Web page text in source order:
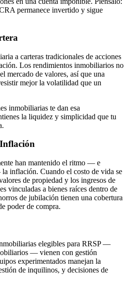
permanece invertido y sigue
a carteras tradicionales de acciones
Los rendimientos inmobiliarios no
mercado de valores, así que una
mejor la volatilidad que un
inmobiliarias te dan esa
la liquidez y simplicidad que tu
han mantenido el ritmo — e
inflación. Cuando el costo de vida se
de propiedad y los ingresos de
vinculadas a bienes raíces dentro de
de jubilación tienen una cobertura
poder de compra.
elegibles para RRSP —
— vienen con gestión
experimentados manejan la
de inquilinos, y decisiones de